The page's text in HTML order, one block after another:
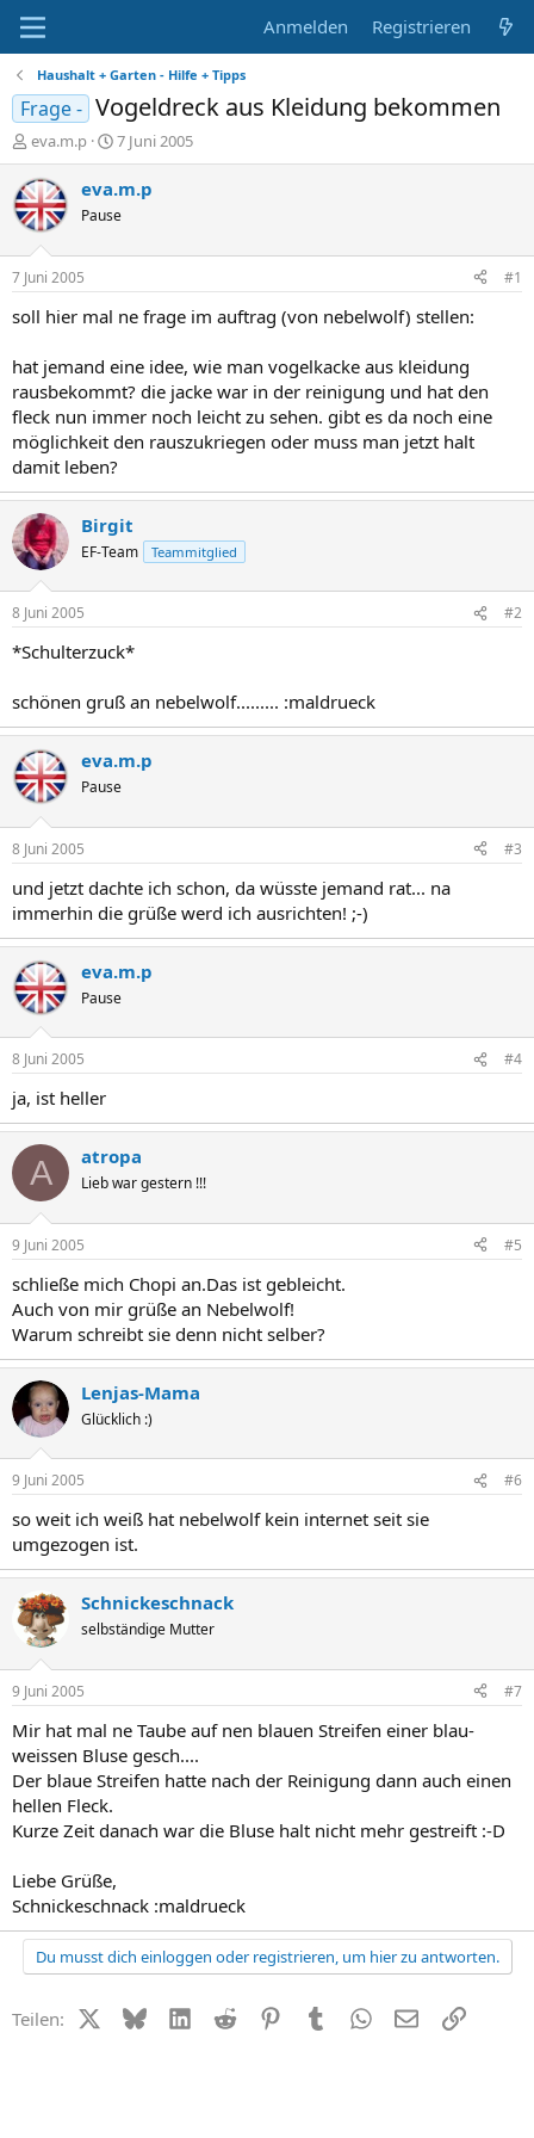
Anmelden Registrieren
Haushalt + Garten - Hilfe + Tipps
Frage - Vogeldreck aus Kleidung bekommen
E
r
s
t
e
e
r
eva.m.p
E
r
s
e
t
a
7 Juni 2005
eva.m.p
Pause
7 Juni 2005 #1
soll hier mal ne frage im auftrag (von nebelwolf) stellen:
hat jemand eine idee, wie man vogelkacke aus kleidung
rausbekommt? die jacke war in der reinigung und hat den
fleck nun immer noch leicht zu sehen. gibt es da noch eine
möglichkeit den rauszukriegen oder muss man jetzt halt
damit leben?
Birgit
EF-Team Teammitglied
8 Juni 2005 #2
*Schulterzuck*
schönen gruß an nebelwolf......... :maldrueck
eva.m.p
Pause
8 Juni 2005 #3
und jetzt dachte ich schon, da wüsste jemand rat... na
immerhin die grüße werd ich ausrichten! ;-)
eva.m.p
Pause
8 Juni 2005 #4
ja, ist heller
A atropa
Lieb war gestern !!!
9 Juni 2005 #5
schließe mich Chopi an.Das ist gebleicht.
Auch von mir grüße an Nebelwolf!
Warum schreibt sie denn nicht selber?
Lenjas-Mama
Glücklich :)
9 Juni 2005 #6
so weit ich weiß hat nebelwolf kein internet seit sie
umgezogen ist.
Schnickeschnack
selbständige Mutter
9 Juni 2005 #7
Mir hat mal ne Taube auf nen blauen Streifen einer blau-
weissen Bluse gesch....
Der blaue Streifen hatte nach der Reinigung dann auch einen
hellen Fleck.
Kurze Zeit danach war die Bluse halt nicht mehr gestreift :-D
Liebe Grüße,
Schnickeschnack :maldrueck
Du musst dich einloggen oder registrieren, um hier zu antworten.
Teilen: X (Twitter)
BlueskyLinkedIn
Reddit PinterestTumblr WhatsApp
E-MailLink